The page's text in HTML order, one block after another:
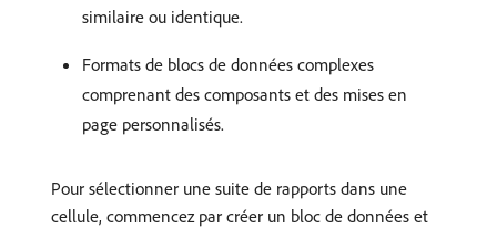
similaire ou identique.
Formats de blocs de données complexes
comprenant des composants et des mises en
page personnalisés.
Pour sélectionner une suite de rapports dans une
cellule, commencez par créer un bloc de données et